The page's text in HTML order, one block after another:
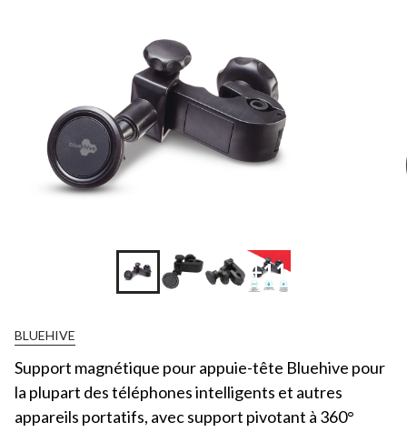
+11
BLUEHIVE
Support magnétique pour appuie-tête Bluehive pour
la plupart des téléphones intelligents et autres
appareils portatifs, avec support pivotant à 360°